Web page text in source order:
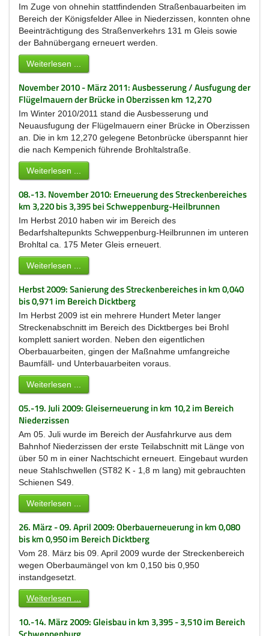
Im Zuge von ohnehin stattfindenden Straßenbauarbeiten im
Bereich der Königsfelder Allee in Niederzissen, konnten ohne
Beeinträchtigung des Straßenverkehrs 131 m Gleis sowie
der Bahnübergang erneuert werden.
Weiterlesen ...
November 2010 - März 2011: Ausbesserung / Ausfugung der
Flügelmauern der Brücke in Oberzissen km 12,270
Im Winter 2010/2011 stand die Ausbesserung und
Neuausfugung der Flügelmauern einer Brücke in Oberzissen
an. Die in km 12,270 gelegene Betonbrücke überspannt hier
die nach Kempenich führende Brohltalstraße.
Weiterlesen ...
08.-13. November 2010: Erneuerung des Streckenbereiches
km 3,220 bis 3,395 bei Schweppenburg-Heilbrunnen
Im Herbst 2010 haben wir im Bereich des
Bedarfshaltepunkts Schweppenburg-Heilbrunnen im unteren
Brohltal ca. 175 Meter Gleis erneuert.
Weiterlesen ...
Herbst 2009: Sanierung des Streckenbereiches in km 0,040
bis 0,971 im Bereich Dicktberg
Im Herbst 2009 ist ein mehrere Hundert Meter langer
Streckenabschnitt im Bereich des Dicktberges bei Brohl
komplett saniert worden. Neben den eigentlichen
Oberbauarbeiten, gingen der Maßnahme umfangreiche
Baumfäll- und Unterbauarbeiten voraus.
Weiterlesen ...
05.-19. Juli 2009: Gleiserneuerung in km 10,2 im Bereich
Niederzissen
Am 05. Juli wurde im Bereich der Ausfahrkurve aus dem
Bahnhof Niederzissen der erste Teilabschnitt mit Länge von
über 50 m in einer Nachtschicht erneuert. Eingebaut wurden
neue Stahlschwellen (ST82 K - 1,8 m lang) mit gebrauchten
Schienen S49.
Weiterlesen ...
26. März - 09. April 2009: Oberbauerneuerung in km 0,080
bis km 0,950 im Bereich Dicktberg
Vom 28. März bis 09. April 2009 wurde der Streckenbereich
wegen Oberbaumängel von km 0,150 bis 0,950
instandgesetzt.
Weiterlesen ...
10.-14. März 2009: Gleisbau in km 3,395 - 3,510 im Bereich